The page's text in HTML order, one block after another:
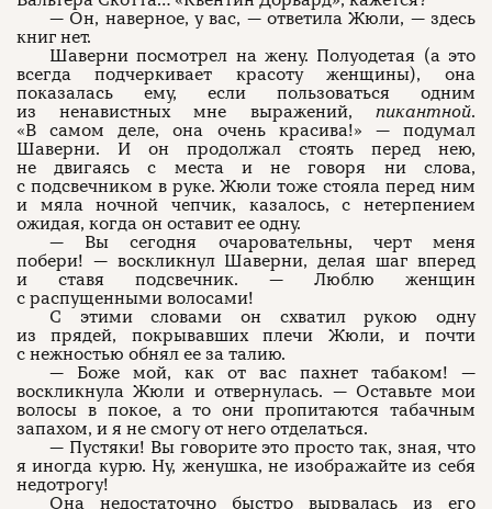
— Он, наверное, у вас, — ответила Жюли, — здесь
книг нет.
Шаверни посмотрел на жену. Полуодетая (а это
всегда подчеркивает красоту женщины), она
показалась ему, если пользоваться одним
из ненавистных мне выражений, пикантной.
«В самом деле, она очень красива!» — подумал
Шаверни. И он продолжал стоять перед нею,
не двигаясь с места и не говоря ни слова,
с подсвечником в руке. Жюли тоже стояла перед ним
и мяла ночной чепчик, казалось, с нетерпением
ожидая, когда он оставит ее одну.
— Вы сегодня очаровательны, черт меня
побери! — воскликнул Шаверни, делая шаг вперед
и ставя подсвечник. — Люблю женщин
с распущенными волосами!
С этими словами он схватил рукою одну
из прядей, покрывавших плечи Жюли, и почти
с нежностью обнял ее за талию.
— Боже мой, как от вас пахнет табаком! —
воскликнула Жюли и отвернулась. — Оставьте мои
волосы в покое, а то они пропитаются табачным
запахом, и я не смогу от него отделаться.
— Пустяки! Вы говорите это просто так, зная, что
я иногда курю. Ну, женушка, не изображайте из себя
недотрогу!
Она недостаточно быстро вырвалась из его